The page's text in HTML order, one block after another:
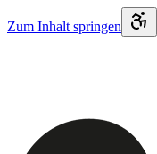
Zum Inhalt springen